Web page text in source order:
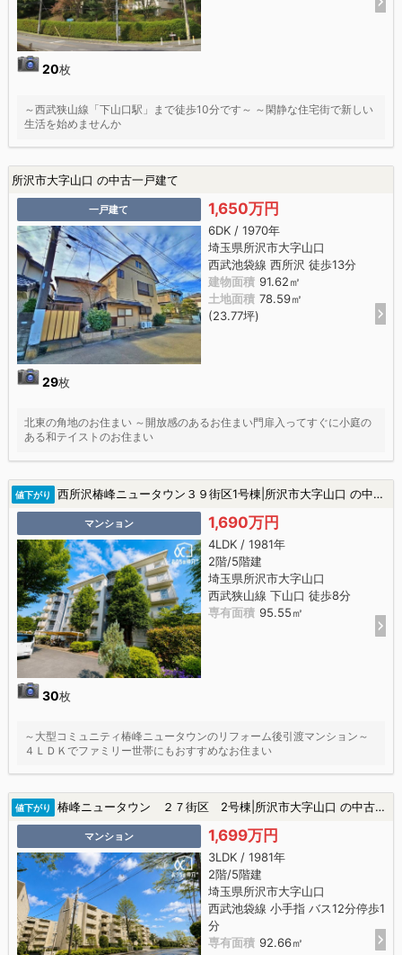
20枚
～西武狭山線「下山口駅」まで徒歩10分です～ ～閑静な住宅街で新しい
生活を始めませんか
所沢市大字山口 の中古一戸建て
一戸建て
29枚
1,650万円
6DK / 1970年
埼玉県所沢市大字山口
西武池袋線 西所沢 徒歩13分
建物面積 91.62㎡
土地面積 78.59㎡
(23.77坪)
北東の角地のお住まい ～開放感のあるお住まい門扉入ってすぐに小庭の
ある和テイストのお住まい
値下がり 西所沢椿峰ニュータウン３９街区1号棟|所沢市大字山口 の中古マンション
マンション
30枚
1,690万円
4LDK / 1981年
2階/5階建
埼玉県所沢市大字山口
西武狭山線 下山口 徒歩8分
専有面積 95.55㎡
～大型コミュニティ椿峰ニュータウンのリフォーム後引渡マンション～
４ＬＤＫでファミリー世帯にもおすすめなお住まい
値下がり 椿峰ニュータウン ２７街区 2号棟|所沢市大字山口 の中古マンション
マンション 1,699万円
3LDK / 1981年
2階/5階建
埼玉県所沢市大字山口
西武池袋線 小手指 バス12分停歩1
分
専有面積 92.66㎡